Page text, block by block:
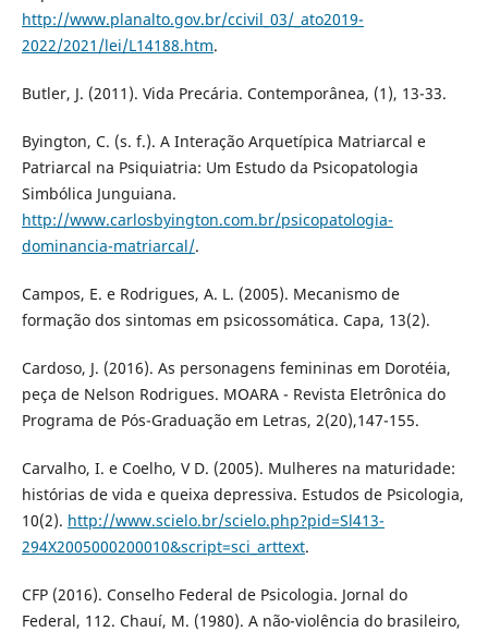
http://www.planalto.gov.br/ccivil_03/_ato2019-
2022/2021/lei/L14188.htm.
Butler, J. (2011). Vida Precária. Contemporânea, (1), 13-33.
Byington, C. (s. f.). A Interação Arquetípica Matriarcal e
Patriarcal na Psiquiatria: Um Estudo da Psicopatologia
Simbólica Junguiana.
http://www.carlosbyington.com.br/psicopatologia-
dominancia-matriarcal/.
Campos, E. e Rodrigues, A. L. (2005). Mecanismo de
formação dos sintomas em psicossomática. Capa, 13(2).
Cardoso, J. (2016). As personagens femininas em Dorotéia,
peça de Nelson Rodrigues. MOARA - Revista Eletrônica do
Programa de Pós-Graduação em Letras, 2(20),147-155.
Carvalho, I. e Coelho, V D. (2005). Mulheres na maturidade:
histórias de vida e queixa depressiva. Estudos de Psicologia,
10(2). http://www.scielo.br/scielo.php?pid=Sl413-
294X2005000200010&script=sci_arttext.
CFP (2016). Conselho Federal de Psicologia. Jornal do
Federal, 112. Chauí, M. (1980). A não-violência do brasileiro,